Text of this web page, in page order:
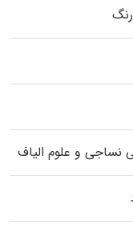
و علوم الیاف